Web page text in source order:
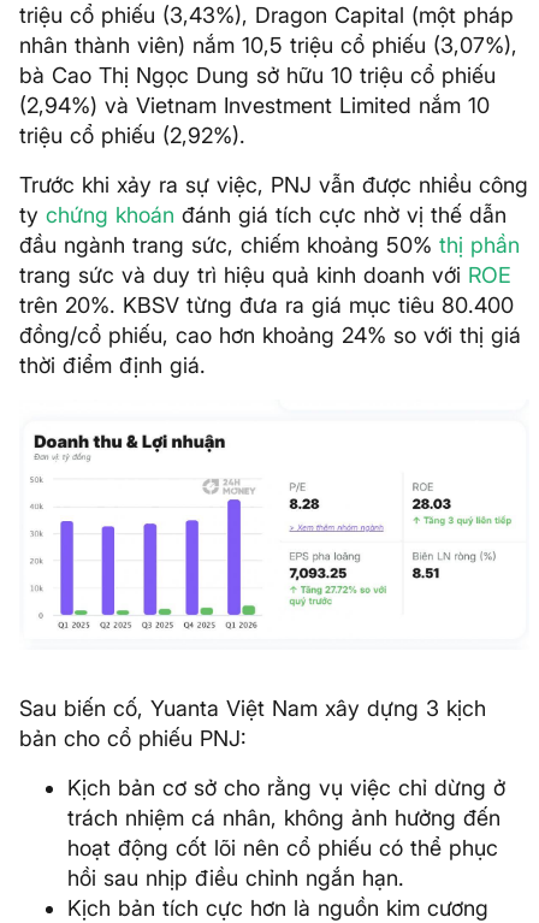
triệu cổ phiếu (3,43%), Dragon Capital (một pháp
nhân thành viên) nắm 10,5 triệu cổ phiếu (3,07%),
bà Cao Thị Ngọc Dung sở hữu 10 triệu cổ phiếu
(2,94%) và Vietnam Investment Limited nắm 10
triệu cổ phiếu (2,92%).
Trước khi xảy ra sự việc, PNJ vẫn được nhiều công
ty chứng khoán đánh giá tích cực nhờ vị thế dẫn
đầu ngành trang sức, chiếm khoảng 50% thị phần
trang sức và duy trì hiệu quả kinh doanh với ROE
trên 20%. KBSV từng đưa ra giá mục tiêu 80.400
đồng/cổ phiếu, cao hơn khoảng 24% so với thị giá
thời điểm định giá.
Sau biến cố, Yuanta Việt Nam xây dựng 3 kịch
bản cho cổ phiếu PNJ:
Kịch bản cơ sở cho rằng vụ việc chỉ dừng ở
trách nhiệm cá nhân, không ảnh hưởng đến
hoạt động cốt lõi nên cổ phiếu có thể phục
hồi sau nhịp điều chỉnh ngắn hạn.
Kịch bản tích cực hơn là nguồn kim cương